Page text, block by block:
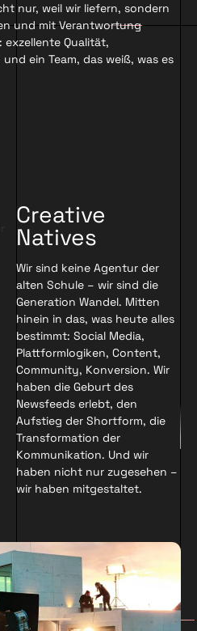
nur, weil wir liefern, sondern
und mit Verantwortung
Qualität,
ein Team, das weiß, was es
Creative
Natives
Wir sind keine Agentur der
alten Schule – wir sind die
Generation Wandel. Mitten
hinein in das, was heute alles
bestimmt: Social Media,
Plattformlogiken, Content,
Community, Konversion. Wir
haben die Geburt des
Newsfeeds erlebt, den
Aufstieg der Shortform, die
Transformation der
Kommunikation. Und wir
haben nicht nur zugesehen –
wir haben mitgestaltet.